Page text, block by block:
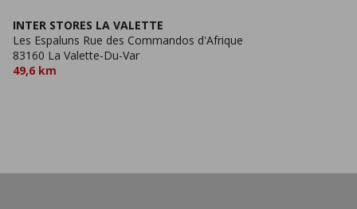
INTER STORES LA VALETTE
Les Espaluns Rue des Commandos d'Afrique
83160 La Valette-Du-Var
49,6 km